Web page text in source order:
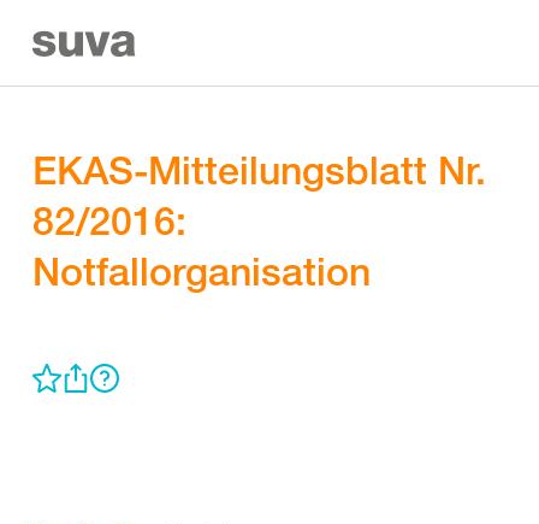
EKAS-Mitteilungsblatt Nr.
82/2016:
Notfallorganisation